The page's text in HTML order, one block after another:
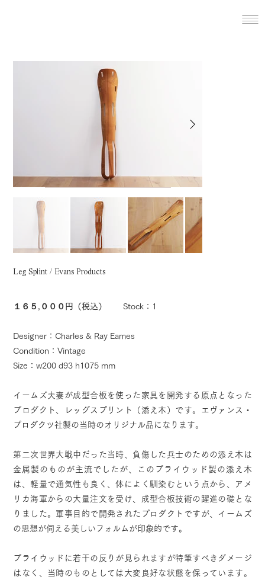
Leg Splint / Evans Products
１６５,０００円（税込） Stock：1
Designer：Charles & Ray Eames
Condition：Vintage
Size：w200 d93 h1075 mm
イームズ夫妻が成型合板を使った家具を開発する原点となった
プロダクト、レッグスプリント（添え木）です。エヴァンス・
プロダクツ社製の当時のオリジナル品になります。
第二次世界大戦中だった当時、負傷した兵士のための添え木は
金属製のものが主流でしたが、このプライウッド製の添え木
は、軽量で通気性も良く、体によく馴染むという点から、アメ
リカ海軍からの大量注文を受け、成型合板技術の躍進の礎とな
りました。軍事目的で開発されたプロダクトですが、イームズ
の思想が伺える美しいフォルムが印象的です。
プライウッドに若干の反りが見られますが特筆すべきダメージ
はなく、当時のものとしては大変良好な状態を保っています。